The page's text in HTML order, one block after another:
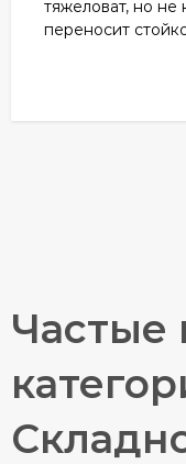
тяжеловат, но не
переносит
Частые